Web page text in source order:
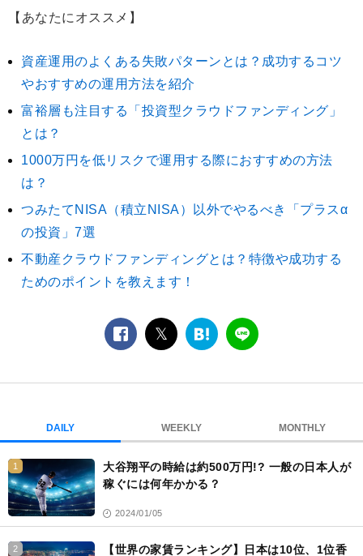
【あなたにオススメ】
資産運用のよくある失敗パターンとは？成功するコツ
やおすすめの運用方法を紹介
富裕層も注目する「投資型クラウドファンディング」
とは？
1000万円を低リスクで運用する際におすすめの方法
は？
つみたてNISA（積立NISA）以外でやるべき「プラスα
の投資」7選
不動産クラウドファンディングとは？特徴や成功する
ためのポイントを教えます！
facebook
twitterは
ブ
ク
マ
ク
LINE
DAILY WEEKLY MONTHLY
1
大谷翔平の時給は約500万円!? 一般の日本人が
稼ぐには何年かかる？
2024/01/05
2
【世界の家賃ランキング】日本は10位、1位香